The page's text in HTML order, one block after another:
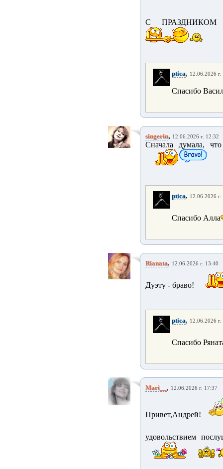
С ПРАЗДНИКОМ
ptica, 12.06.2026 г.
Спасибо
singerin, 12.06.2026 г. 12:32
Сначала думала,
ptica, 12.06.2026 г.
Спасибо Алла
Rianata, 12.06.2026 г. 13:40
Дуэту - браво!
ptica, 12.06.2026 г.
Спасибо
Mari__ , 12.06.2026 г. 17:37
Привет,Андрей!
удовольствием